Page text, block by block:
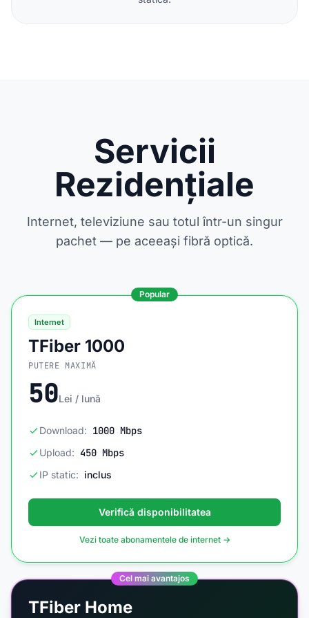
Servicii
Rezidențiale
Internet, televiziune sau totul într-un singur
pachet — pe aceeași fibră optică.
Popular
Internet
TFiber 1000
PUTERE MAXIMĂ
50Lei / lună
Download: 1000 Mbps
Upload: 450 Mbps
IP static: inclus
Verifică disponibilitatea
Vezi toate abonamentele de internet →
Cel mai avantajos
TFiber Home